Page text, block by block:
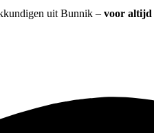
uit Bunnik – voor altijd